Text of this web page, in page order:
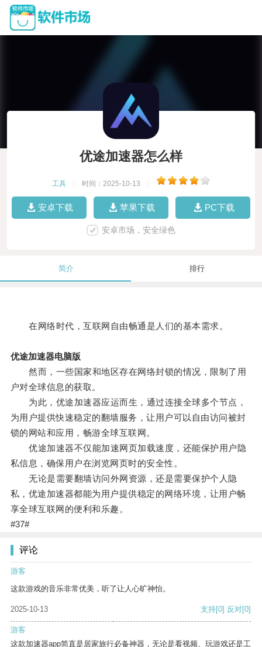
优途加速器怎么样
工具 时间：2025-10-13
安卓下载 苹果下载 PC下载
安卓市场，安全绿色
简介 排行
在网络时代，互联网自由畅通是人们的基本需求。
优途加速器电脑版
然而，一些国家和地区存在网络封锁的情况，限制了用
户对全球信息的获取。
为此，优途加速器应运而生，通过连接全球多个节点，
为用户提供快速稳定的翻墙服务，让用户可以自由访问被封
锁的网站和应用，畅游全球互联网。
优途加速器不仅能加速网页加载速度，还能保护用户隐
私信息，确保用户在浏览网页时的安全性。
无论是需要翻墙访问外网资源，还是需要保护个人隐
私，优途加速器都能为用户提供稳定的网络环境，让用户畅
享全球互联网的便利和乐趣。
#37#
评论
游客
这款游戏的音乐非常优美，听了让人心旷神怡。
2025-10-13 支持[0] 反对[0]
游客
这款加速器app简直是居家旅行必备神器，无论是看视频、玩游戏还是工